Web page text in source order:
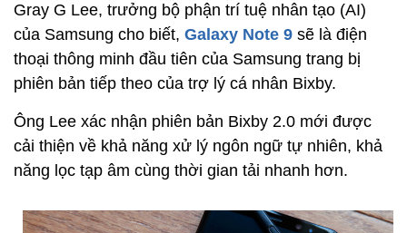
Gray G Lee, trưởng bộ phận trí tuệ nhân tạo (AI)
của Samsung cho biết, Galaxy Note 9 sẽ là điện
thoại thông minh đầu tiên của Samsung trang bị
phiên bản tiếp theo của trợ lý cá nhân Bixby.
Ông Lee xác nhận phiên bản Bixby 2.0 mới được
cải thiện về khả năng xử lý ngôn ngữ tự nhiên, khả
năng lọc tạp âm cùng thời gian tải nhanh hơn.